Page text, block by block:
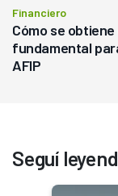
Financiero
Cómo se
fundamental
AFIP
Seguí